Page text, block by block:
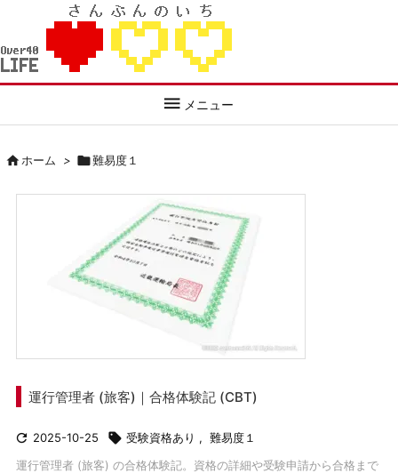
 メニュー
 ホーム > 難易度１
運行管理者 (旅客)｜合格体験記 (CBT)
 2025-10-25  受験資格あり , 難易度１
運行管理者 (旅客) の合格体験記。資格の詳細や受験申請から合格まで